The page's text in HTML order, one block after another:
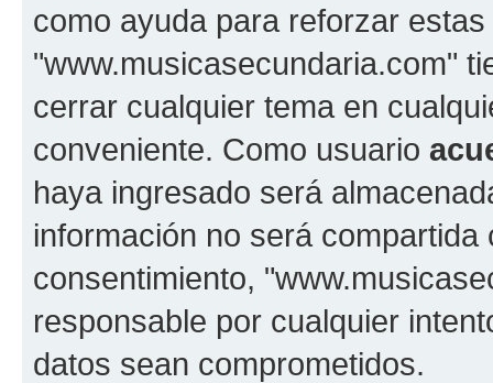
como ayuda para reforzar
"www.musicasecundaria.com"
cerrar cualquier tema en
conveniente. Como usuario
haya ingresado será
información no será
consentimiento,
responsable por cualquier
datos sean comprometidos.